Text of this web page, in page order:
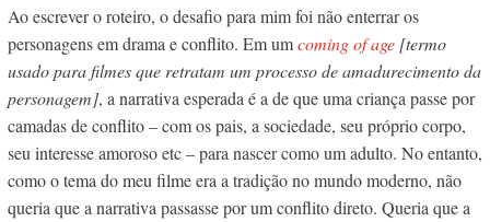
Ao escrever o roteiro, o desafio para mim foi não enterrar os
personagens em drama e conflito. Em umcoming of age[termo
usado para filmes que retratam um processo de amadurecimento da
personagem], a narrativa esperada é a de que uma criança passe por
camadas de conflito – com os pais, a sociedade, seu próprio corpo,
seu interesse amoroso etc – para nascer como um adulto. No entanto,
como o tema do meu filme era a tradição no mundo moderno, não
queria que a narrativa passasse por um conflito direto. Queria que a